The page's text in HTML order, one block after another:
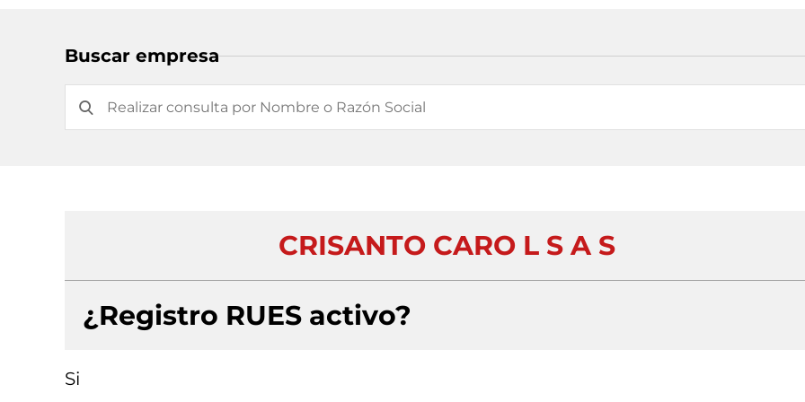
Buscar empresa
CRISANTO CARO L S A S
¿Registro RUES activo?
Si